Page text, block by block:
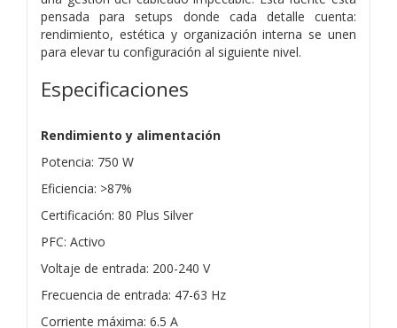
pensada para setups donde cada detalle cuenta:
rendimiento, estética y organización interna se unen
para elevar tu configuración al siguiente nivel.
Especificaciones
Rendimiento y alimentación
Potencia: 750 W
Eficiencia: >87%
Certificación: 80 Plus Silver
PFC: Activo
Voltaje de entrada: 200-240 V
Frecuencia de entrada: 47-63 Hz
Corriente máxima: 6.5 A